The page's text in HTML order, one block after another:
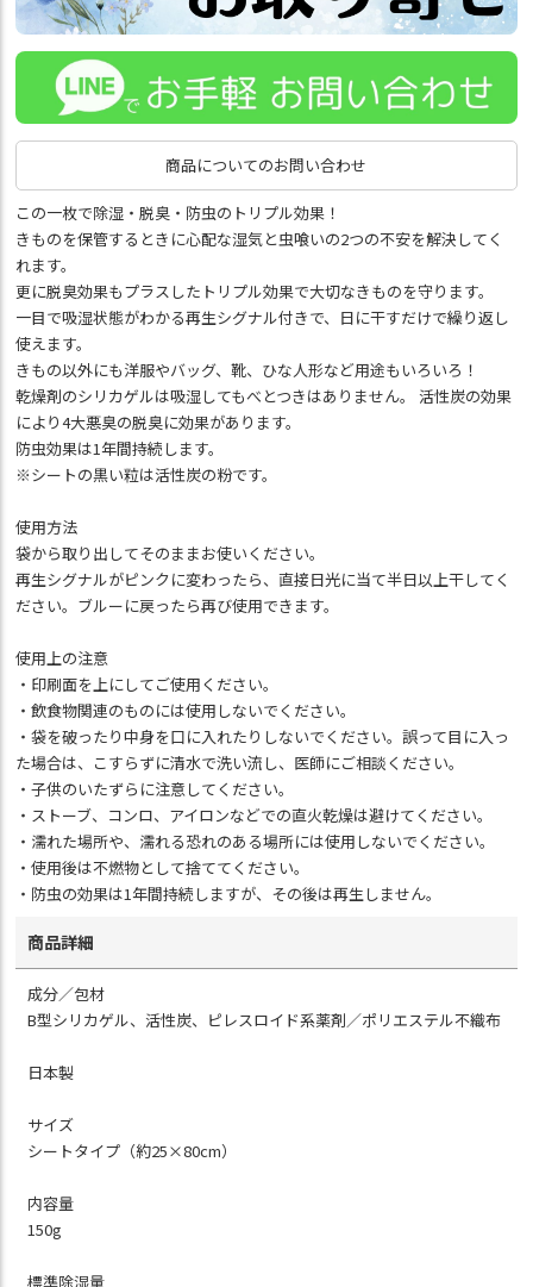
商品についてのお問い合わせ
この一枚で除湿・脱臭・防虫のトリプル効果！
きものを保管するときに心配な湿気と虫喰いの2つの不安を解決してく
れます。
更に脱臭効果もプラスしたトリプル効果で大切なきものを守ります。
一目で吸湿状態がわかる再生シグナル付きで、日に干すだけで繰り返し
使えます。
きもの以外にも洋服やバッグ、靴、ひな人形など用途もいろいろ！
乾燥剤のシリカゲルは吸湿してもべとつきはありません。 活性炭の効果
により4大悪臭の脱臭に効果があります。
防虫効果は1年間持続します。
※シートの黒い粒は活性炭の粉です。
使用方法
袋から取り出してそのままお使いください。
再生シグナルがピンクに変わったら、直接日光に当て半日以上干してく
ださい。ブルーに戻ったら再び使用できます。
使用上の注意
・印刷面を上にしてご使用ください。
・飲食物関連のものには使用しないでください。
・袋を破ったり中身を口に入れたりしないでください。誤って目に入っ
た場合は、こすらずに清水で洗い流し、医師にご相談ください。
・子供のいたずらに注意してください。
・ストーブ、コンロ、アイロンなどでの直火乾燥は避けてください。
・濡れた場所や、濡れる恐れのある場所には使用しないでください。
・使用後は不燃物として捨ててください。
・防虫の効果は1年間持続しますが、その後は再生しません。
商品詳細
成分／包材
B型シリカゲル、活性炭、ピレスロイド系薬剤／ポリエステル不織布
日本製
サイズ
シートタイプ（約25×80cm）
内容量
150g
標準除湿量